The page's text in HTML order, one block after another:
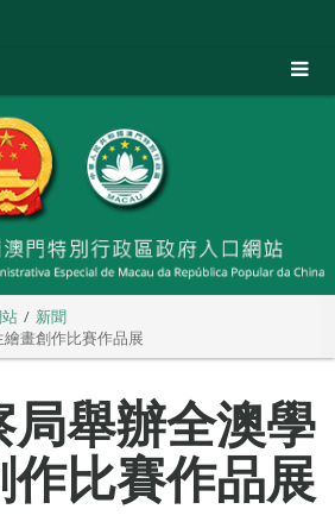
新聞
畫創作比賽作品展
舉辦全澳學
比賽作品展